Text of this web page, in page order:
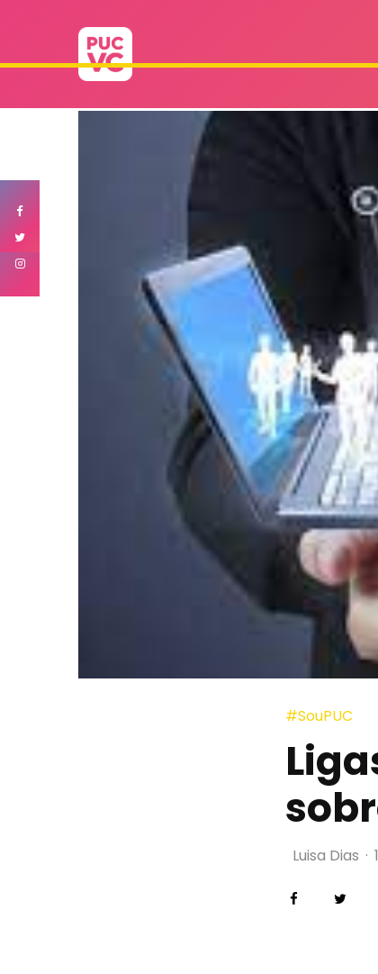
#SouPUC
Luisa Dias ·